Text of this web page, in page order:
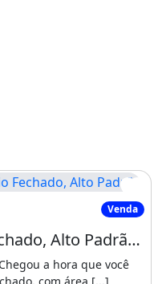
Alto Padrão
Venda
Lotes em Condominio Fechado, Alto Padrão, as Margens da Ce-060. Agora
Chegou a hora que você